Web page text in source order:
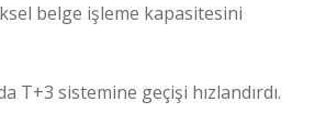
belge işleme kapasitesini
T+3 sistemine geçişi hızlandırdı.